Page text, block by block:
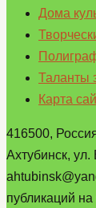
Дома
Таланты
Карта
416500,
Ахтубинск, ул.
публикаций